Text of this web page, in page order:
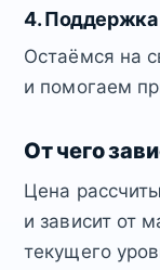
4. Поддержка
Остаёмся на
и помогаем
От чего
Цена
и зависит от
текущего